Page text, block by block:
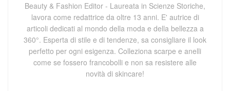
Beauty & Fashion Editor - Laureata in Scienze Storiche,
lavora come redattrice da oltre 13 anni. E' autrice di
articoli dedicati al mondo della moda e della bellezza a
360°. Esperta di stile e di tendenze, sa consigliare il look
perfetto per ogni esigenza. Colleziona scarpe e anelli
come se fossero francobolli e non sa resistere alle
novità di skincare!